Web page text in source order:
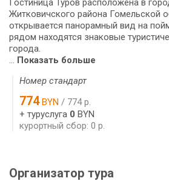
Житковичского района Гомельской
открывается панорамный вид на
рядом находятся знаковые
города.
Показать больше
Номер стандарт
774BYN / 774 р.
+ туруслуга 0 BYN
курортный сбор: 0 р.
Организатор тура